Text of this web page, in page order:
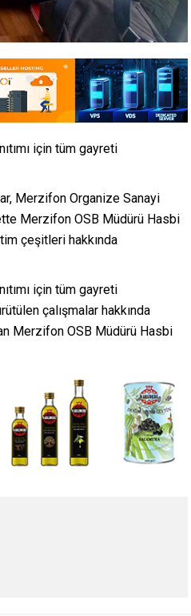
için tüm gayreti
Merzifon Organize Sanayi
Merzifon OSB Müdürü Hasbi
çeşitleri hakkında
için tüm gayreti
çalışmalar hakkında
Merzifon OSB Müdürü Hasbi